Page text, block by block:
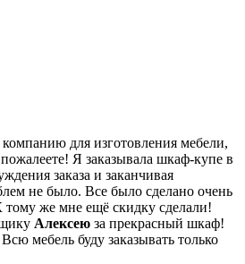
для изготовления мебели,
Я заказывала шкаф-купе в
заказа и заканчивая
не было. Все было сделано очень
тому же мне ещё скидку сделали!
Алексею за прекрасный шкаф!
мебель буду заказывать только